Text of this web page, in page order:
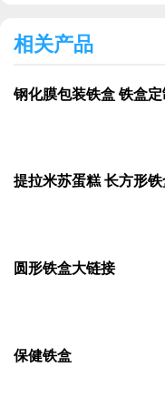
相关产品
钢化膜包装铁盒 铁盒
提拉米苏蛋糕 长方形
圆形铁盒大链接
保健铁盒